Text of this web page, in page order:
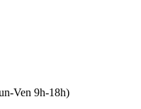
Ven 9h-18h)